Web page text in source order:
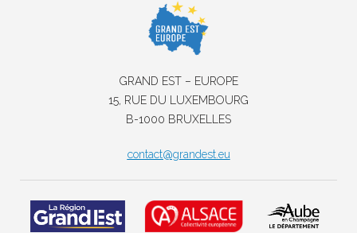
GRAND EST – EUROPE
15, RUE DU LUXEMBOURG
B-1000 BRUXELLES
contact@grandest.eu